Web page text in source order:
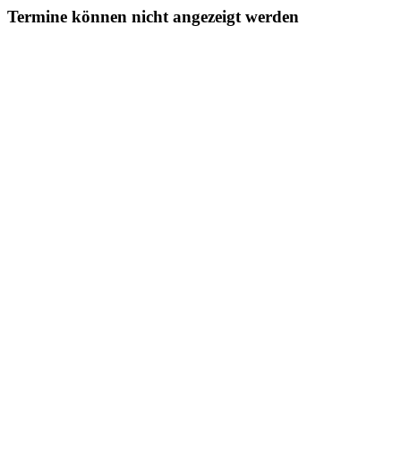
Termine können nicht angezeigt werden